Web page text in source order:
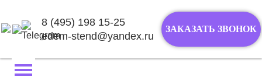
Перейти
содержимому
8 (495) 198 15-25
edem-stend@yandex.ru
ЗАКАЗАТЬ ЗВОНОК